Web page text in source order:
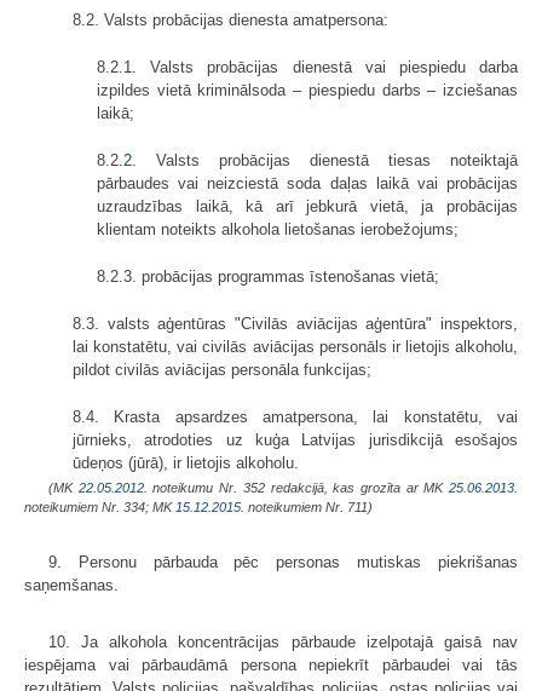
8.2. Valsts probācijas dienesta amatpersona:
8.2.1. Valsts probācijas dienestā vai piespiedu darba
izpildes vietā kriminālsoda – piespiedu darbs – izciešanas
laikā;
8.2. 2. Valsts probācijas dienestā tiesas noteiktajā
pārbaudes vai neizciestā soda daļas laikā vai probācijas
uzraudzības laikā, kā arī jebkurā vietā, ja probācijas
klientam noteikts alkohola lietošanas ierobežojums;
8.2.3. probācijas programmas īstenošanas vietā;
8.3. valsts aģentūras "Civilās aviācijas aģentūra" inspektors,
lai konstatētu, vai civilās aviācijas personāls ir lietojis alkoholu,
pildot civilās aviācijas personāla funkcijas;
8.4. Krasta apsardzes amatpersona, lai konstatētu, vai
jūrnieks, atrodoties uz kuģa Latvijas jurisdikcijā esošajos
ūdeņos (jūrā), ir lietojis alkoholu.
(MK 22.05.2012. noteikumu Nr. 352 redakcijā, kas grozīta ar MK25.06.2013.
noteikumiem Nr. 334; MK 15.12.2015. noteikumiem Nr. 711)
9. Personu pārbauda pēc personas mutiskas piekrišanas
saņemšanas.
10. Ja alkohola koncentrācijas pārbaude izelpotajā gaisā nav
iespējama vai pārbaudāmā persona nepiekrīt pārbaudei vai tās